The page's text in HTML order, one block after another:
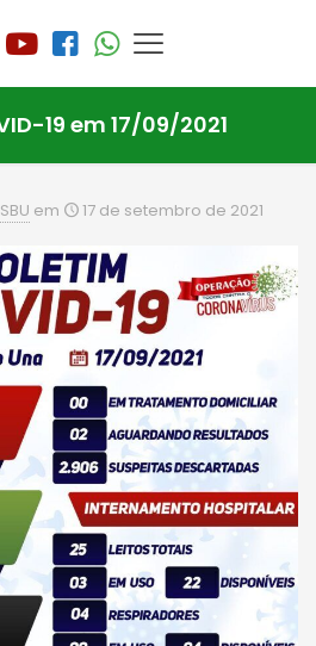
19 em 17/09/2021
em 17 de setembro de 2021